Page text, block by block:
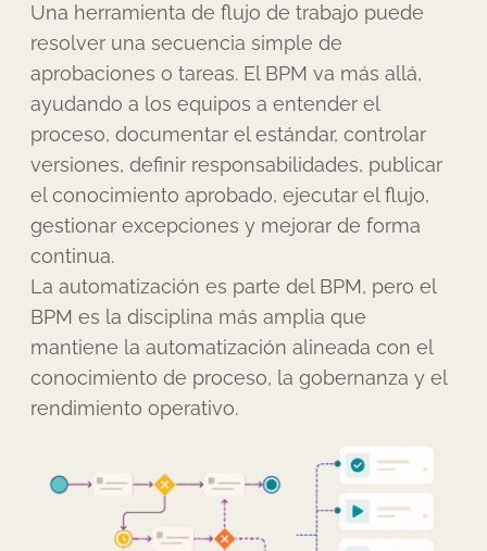
Una herramienta de flujo de trabajo puede
resolver una secuencia simple de
aprobaciones o tareas. El BPM va más allá,
ayudando a los equipos a entender el
proceso, documentar el estándar, controlar
versiones, definir responsabilidades, publicar
el conocimiento aprobado, ejecutar el flujo,
gestionar excepciones y mejorar de forma
continua.
La automatización es parte del BPM, pero el
BPM es la disciplina más amplia que
mantiene la automatización alineada con el
conocimiento de proceso, la gobernanza y el
rendimiento operativo.